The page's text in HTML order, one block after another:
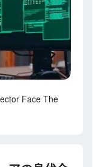
Face The